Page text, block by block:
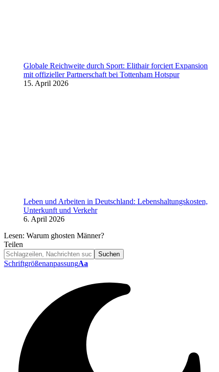
Globale Reichweite durch Sport: Elithair forciert Expansion
mit offizieller Partnerschaft bei Tottenham Hotspur
15. April 2026
Leben und Arbeiten in Deutschland: Lebenshaltungskosten,
Unterkunft und Verkehr
6. April 2026
Lesen: Warum ghosten Männer?
Teilen
SchriftgrößenanpassungAa